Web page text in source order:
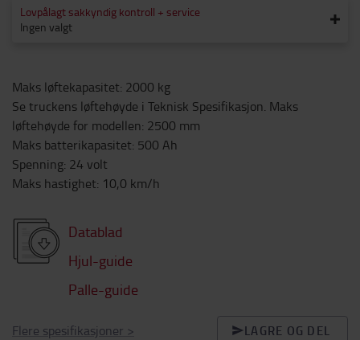
Lovpålagt sakkyndig kontroll + service
Ingen valgt
Maks løftekapasitet: 2000 kg
Se truckens løftehøyde i Teknisk Spesifikasjon. Maks
løftehøyde for modellen: 2500 mm
Maks batterikapasitet: 500 Ah
Spenning: 24 volt
Maks hastighet: 10,0 km/h
Datablad
Hjul-guide
Palle-guide
Flere spesifikasjoner > LAGRE OG DEL